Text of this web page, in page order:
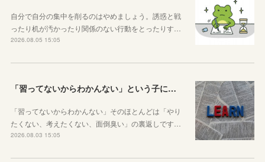
自分で自分の集中を削るのはやめましょう。誘惑と戦
ったり机が汚かったり関係のない行動をとったりす…
2026.08.05 15:05
「習ってないからわかんない」という子に伝えたい、勉強しようと思ったらその方法はいくらでもあるということ
「習ってないからわかんない」そのほとんどは「やり
たくない、考えたくない、面倒臭い」の裏返しです…
2026.08.03 15:05